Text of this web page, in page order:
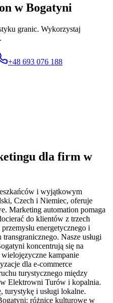
w Bogatyni
granic. Wykorzystaj
+48 693 076 188
dla firm w
i wyjątkowym
Czech i Niemiec, oferuje
Marketing automation pomaga
do klientów z trzech
energetycznego i
Nasze usługi
koncentrują się na
kampanie
dla e-commerce
turystycznego między
Elektrowni Turów i kopalnia.
turystykę i usługi lokalne.
różnice kulturowe w